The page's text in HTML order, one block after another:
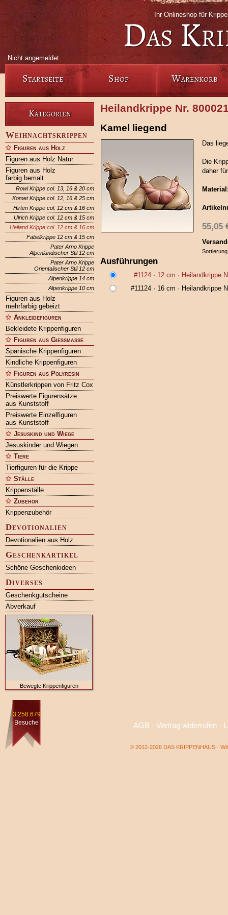
Ihr Onlineshop für
Das
Nicht angemeldet
Startseite Shop Warenkorb
Kategorien
Weihnachtskrippen
Figuren aus Holz
Figuren aus Holz Natur
Figuren aus Holz
farbig bemalt
Rowi Krippe col. 13, 16 & 20 cm
Komet Krippe col. 12, 16 & 25 cm
Hirten Krippe col. 12 cm & 16 cm
Ulrich Krippe col. 12 cm & 15 cm
Heiland Krippe col. 12 cm & 16 cm
Fabelkrippe 12 cm & 15 cm
Pater Arno Krippe
Alpenländischer Stil 12 cm
Pater Arno Krippe
Orientalischer Stil 12 cm
Alpenkrippe 14 cm
Alpenkrippe 10 cm
Figuren aus Holz
mehrfarbig gebeizt
Ankleidefiguren
Bekleidete Krippenfiguren
Figuren aus Gießmasse
Spanische Krippenfiguren
Kindliche Krippenfiguren
Figuren aus Polyresin
Künstlerkrippen von Fritz Cox
Preiswerte Figurensätze
aus Kunststoff
Preiswerte Einzelfiguren
aus Kunststoff
Jesuskind und Wiege
Jesuskinder und Wiegen
Tiere
Tierfiguren für die Krippe
Ställe
Krippenställe
Zubehör
Krippenzubehör
Devotionalien
Devotionalien aus Holz
Geschenkartikel
Schöne Geschenkideen
Diverses
Geschenkgutscheine
Abverkauf
Bewegte Krippenfiguren
Heilandkrippe Nr.
Kamel liegend
Das
Die
daher
55,05
Ausführungen
#1124 · 12 cm · Heilandkrippe
#11124 · 16 cm · Heilandkrippe
3.258.679
Besuche
AGB · Vertrag widerrufen·
© 2012-2026 DAS KRIPPENHAUS ·